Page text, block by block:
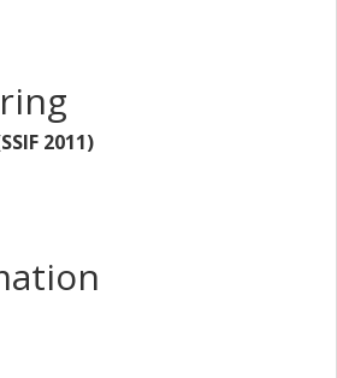
2011)